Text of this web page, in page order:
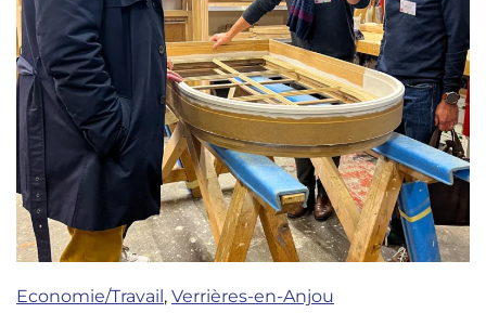
Economie/Travail , Verrières-en-Anjou